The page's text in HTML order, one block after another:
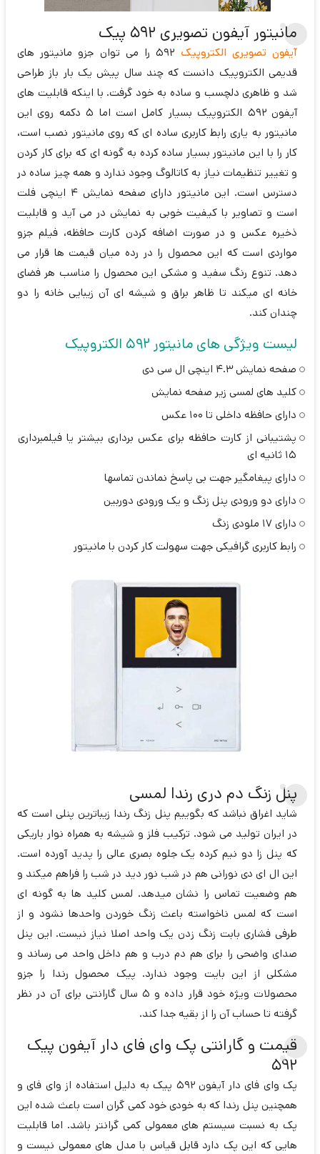
مانیتور آیفون تصویری 592 پیک
آیفون تصویری الکتروپیک
592 را می توان جزو مانیتور های
قدیمی الکتروپیک دانست که چند سال پیش یک بار باز طراحی
شد و ظاهری دلچسب و ساده به خود گرفت. با اینکه قابلیت های
آیفون 592 الکتروپیک بسیار کامل است اما 5 دکمه روی این
مانیتور به یاری رابط کاربری ساده ای که روی مانیتور نصب است،
کار را با این مانیتور بسیار ساده کرده به گونه ای که برای کار کردن
و تغییر تنظیمات نیاز به کاتالوگ وجود ندارد و همه چیز ساده در
دسترس است. این مانیتور دارای صفحه نمایش 4 اینچی فلت
است و تصاویر با کیفیت خوبی به نمایش در می آید و قابلیت
ذخیره عکس و در صورت اضافه کردن کارت حافظه، فیلم جزو
مواردی است که این محصول را در رده میان قیمت ها قرار می
دهد. تنوع رنگ سفید و مشکی این محصول را مناسب هر فضای
خانه ای میکند تا ظاهر براق و شیشه ای آن زیبایی خانه را دو
چندان کند.
لیست ویژگی های مانیتور 592 الکتروپیک
صفحه نمایش 4.3 اینچی ال سی دی
کلید های لمسی زیر صفحه نمایش
دارای حافظه داخلی تا 100 عکس
پشتیبانی از کارت حافظه برای عکس برداری بیشتر یا فیلمبرداری
15 ثانیه ای
دارای پیغامگیر جهت بی پاسخ نماندن تماسها
دارای دو ورودی پنل زنگ و یک ورودی دوربین
دارای 17 ملودی زنگ
رابط کاربری گرافیکی جهت سهولت کار کردن با مانیتور
پنل زنگ دم دری رندا لمسی
شاید اغراق نباشد که بگوییم پنل زنگ رندا زیباترین پنلی است که
در ایران تولید می شود. ترکیب فلز و شیشه به همراه نوار باریکی
که پنل زا دو نیم کرده یک جلوه بصری عالی را پدید آورده است.
این ال ای دی نورانی هم در شب نور دید در شب را فراهم میکند و
هم وضعیت تماس را نشان میدهد. لمس کلید ها به گونه ای
است که لمس ناخواسته باعث زنگ خوردن واحدها نشود و از
طرفی فشاری بابت زنگ زدن یک واحد اصلا نیاز نیست. این پنل
صدای واضحی را برای هم دم درب و هم داخل واحد می رساند و
مشکلی از این بایت وجود ندارد. پیک محصول رندا را جزو
محصولات ویژه خود قرار داده و 5 سال گارانتی برای آن در نظر
گرفته تا حساب آن را از بقیه جدا کند.
قیمت و گارانتی پک وای فای دار آیفون پیک
592
پک وای فای دار آیفون 592 پیک به دلیل استفاده از وای فای و
همچنین پنل رندا که به خودی خود کمی گران است باعث شده این
پک به نسبت سیستم های معمولی کمی گرانتر باشد. اما قابلیت
هایی که این پک دارد قابل قیاس با مدل های معمولی نیست و